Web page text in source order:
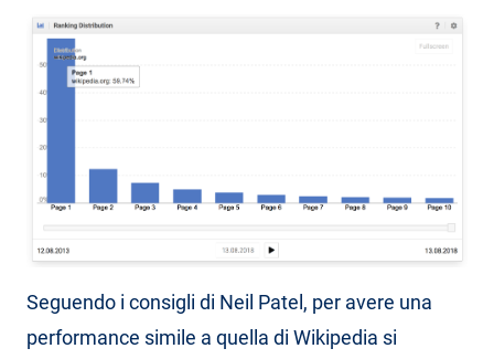
Seguendo i consigli di Neil Patel, per avere una
performance simile a quella di Wikipedia si